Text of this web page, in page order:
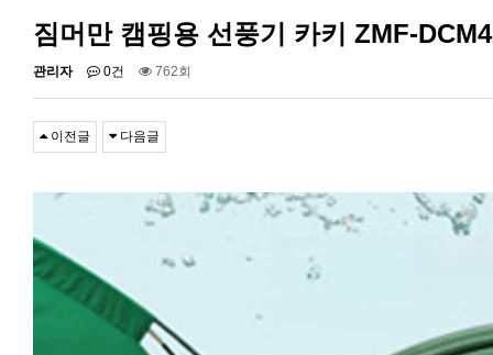
짐머만 캠핑용 선풍기 카키 ZMF-
관리자 0건 762회
이전글 다음글